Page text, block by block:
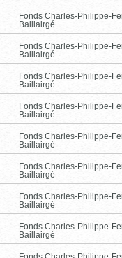
Fonds Charles-Philippe-
Baillairgé
Fonds Charles-Philippe-
Baillairgé
Fonds Charles-Philippe-
Baillairgé
Fonds Charles-Philippe-
Baillairgé
Fonds Charles-Philippe-
Baillairgé
Fonds Charles-Philippe-
Baillairgé
Fonds Charles-Philippe-
Baillairgé
Fonds Charles-Philippe-
Baillairgé